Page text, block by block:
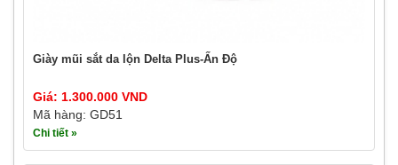
Giày mũi sắt da lộn Delta Plus-Ấn Độ
Giá: 1.300.000 VND
Mã hàng: GD51
Chi tiết »